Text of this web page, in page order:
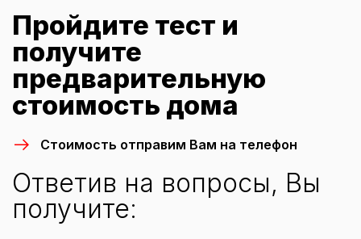
Пройдите тест и
получите
предварительную
стоимость дома
Стоимость отправим Вам на телефон
Ответив на вопросы, Вы
получите: